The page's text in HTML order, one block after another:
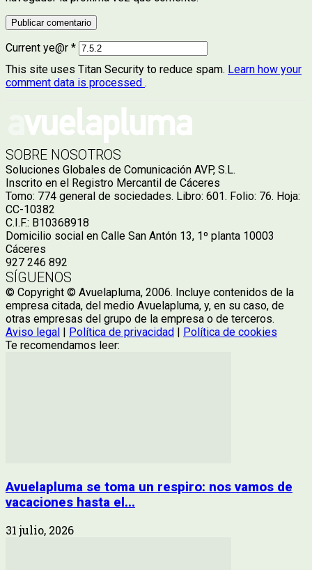
Current ye@r *
This site uses Titan Security to reduce spam. Learn how your
comment data is processed .
SOBRE NOSOTROS
Soluciones Globales de Comunicación AVP, S.L.
Inscrito en el Registro Mercantil de Cáceres
Tomo: 774 general de sociedades. Libro: 601. Folio: 76. Hoja:
CC-10382
C.I.F.: B10368918
Domicilio social en Calle San Antón 13, 1º planta 10003
Cáceres
927 246 892
SÍGUENOS
© Copyright © Avuelapluma, 2006. Incluye contenidos de la
empresa citada, del medio Avuelapluma, y, en su caso, de
otras empresas del grupo de la empresa o de terceros.
Aviso legal | Política de privacidad | Política de cookies
Te recomendamos leer:
Avuelapluma se toma un respiro: nos vamos de
vacaciones hasta el...
31 julio, 2026